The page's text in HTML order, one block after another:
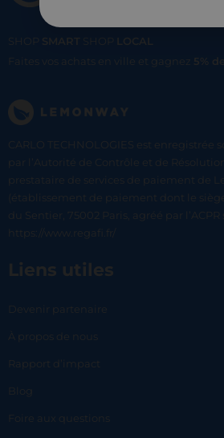
SHOP SMART SHOP
LOCAL
Faites vos achats en ville et gagnez 5%
CARLO TECHNOLOGIES est enregistrée
par l’Autorité de Contrôle et de
prestataire de services de paiement de
(établissement de paiement dont le
du Sentier, 75002 Paris, agréé par l’ACPR
https://www.regafi.fr/
Liens utiles
Devenir partenaire
À propos de nous
Rapport d’impact
Blog
Foire aux questions